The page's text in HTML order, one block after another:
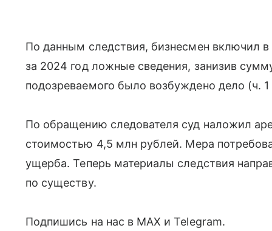
По данным следствия, бизнесмен включил
за 2024 год ложные сведения, занизив
подозреваемого было возбуждено дело (ч.
По обращению следователя суд наложил
стоимостью 4,5 млн рублей. Мера
ущерба. Теперь материалы следствия
по существу.
Подпишись на нас в MAX и Telegram.